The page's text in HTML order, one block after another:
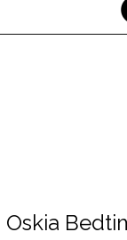
Oskia